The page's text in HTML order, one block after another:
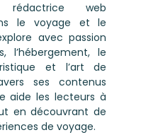
web
le voyage et le
avec passion
l’hébergement, le
et l’art de
ses contenus
aide les lecteurs à
en découvrant de
de voyage.